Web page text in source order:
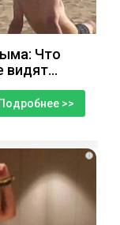
Что
видят...
Подробнее >>
i